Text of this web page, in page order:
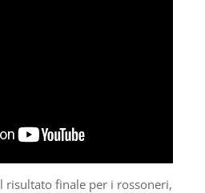
risultato finale per i rossoneri,